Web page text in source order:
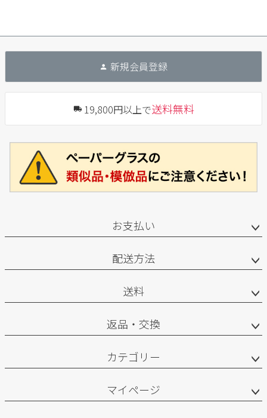
新規会員登録
19,800円以上で送料無料
お支払い
配送方法
送料
返品・交換
カテゴリー
マイページ